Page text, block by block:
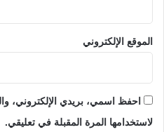
الموقع الإلكتروني
احفظ اسمي، بريدي الإلكتروني،
لاستخدامها المرة المقبلة في تعليقي.